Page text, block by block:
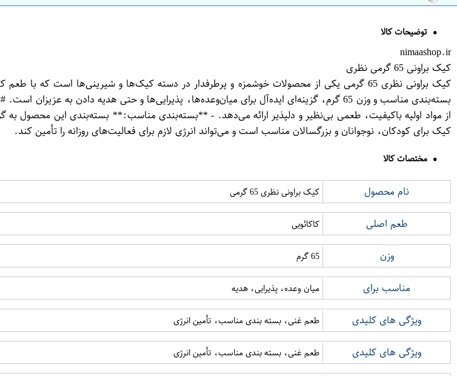
توضیحات کالا
nimaashop.ir
کیک براونی 65 گرمی نظری
کیک براونی نظری 65 گرمی یکی از محصولات خوشمزه و پرطرفدار در دسته کیک‌ها و شیرینی‌ها است
از مواد اولیه باکیفیت، طعمی بی‌نظیر و دلپذیر ارائه می‌دهد. - **بسته‌بندی مناسب:** بسته‌بندی این
کیک برای کودکان، نوجوانان و بزرگسالان مناسب است و می‌تواند انرژی لازم برای فعالیت‌های روزانه را تأمین کند.
مختصات کالا
نام محصول کیک براونی نظری 65 گرمی
طعم اصلی کاکائویی
وزن 65 گرم
مناسب برای میان وعده، پذیرایی، هدیه
ویژگی های کلیدی طعم غنی، بسته بندی مناسب، تأمین انرژی
ویژگی های کلیدی طعم غنی، بسته بندی مناسب، تأمین انرژی